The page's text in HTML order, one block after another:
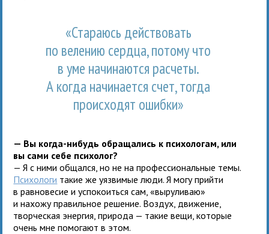
«Стараюсь действовать
по велению сердца, потому что
в уме начинаются расчеты.
А когда начинается счет, тогда
происходят ошибки»
— Вы когда-нибудь обращались к психологам, или
вы сами себе психолог?
— Я с ними общался, но не на профессиональные темы.
Психологи такие же уязвимые люди. Я могу прийти
в равновесие и успокоиться сам, «выруливаю»
и нахожу правильное решение. Воздух, движение,
творческая энергия, природа — такие вещи, которые
очень мне помогают в этом.